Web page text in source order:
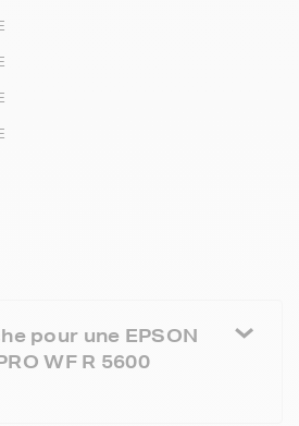
pour une EPSON
WF R 5600